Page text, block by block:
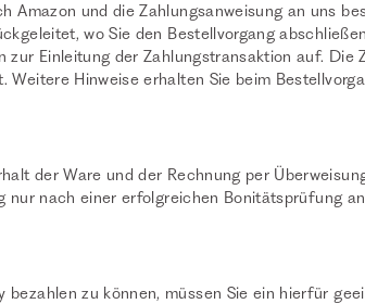
Amazon und die Zahlungsanweisung an uns
wo Sie den Bestellvorgang
zur Einleitung der Zahlungstransaktion auf. Die
Hinweise erhalten Sie beim
der Ware und der Rechnung per
nur nach einer erfolgreichen Bonitätsprüfung
bezahlen zu können, müssen Sie ein hierfür